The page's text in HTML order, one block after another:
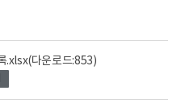
.xlsx(다운로드:853)